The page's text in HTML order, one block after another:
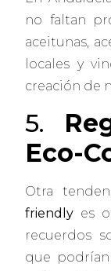
no faltan
aceitunas,
locales y
creación de
5.
Eco-
Otra
friendly es
recuerdos
que podrían